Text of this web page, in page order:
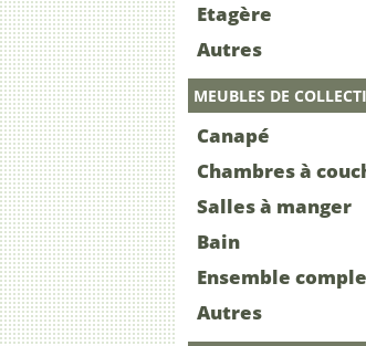
Etagère
Autres
MEUBLES DE
Canapé
Chambres à
Salles à manger
Bain
Ensemble
Autres